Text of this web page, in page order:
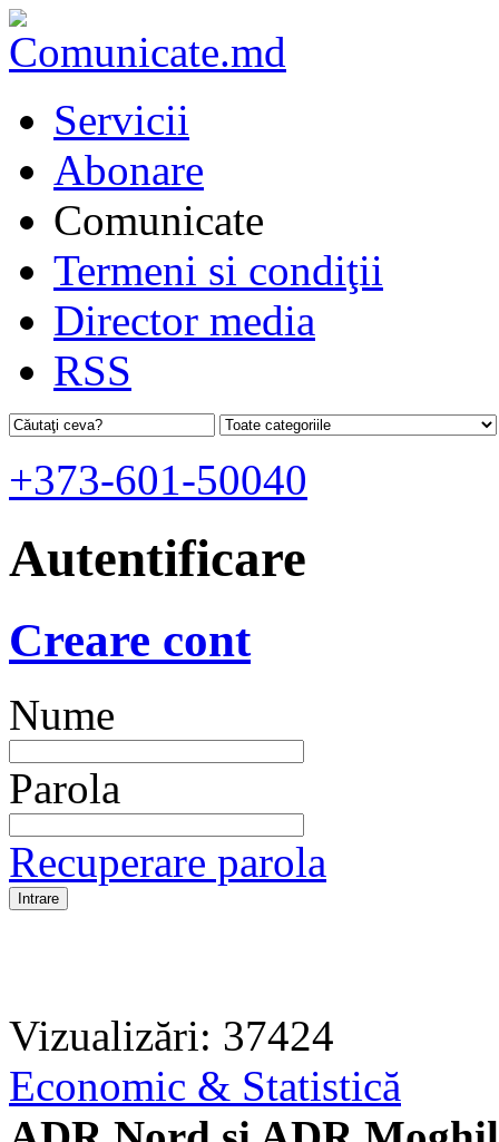
Servicii
Abonare
Comunicate
Termeni si condiţii
Director media
RSS
+373-601-50040
Autentificare
Creare cont
Nume
Parola
Recuperare parola
Vizualizări: 37424
Economic & Statistică